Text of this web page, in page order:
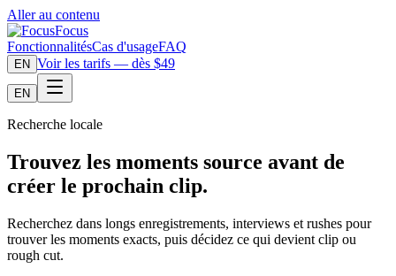
Aller au contenu
Focus
FonctionnalitésCas d'usageFAQ
EN Voir les tarifs — dès $49
EN
Recherche locale
Trouvez les moments source avant de
créer le prochain clip.
Recherchez dans longs enregistrements, interviews et rushes pour
trouver les moments exacts, puis décidez ce qui devient clip ou
rough cut.